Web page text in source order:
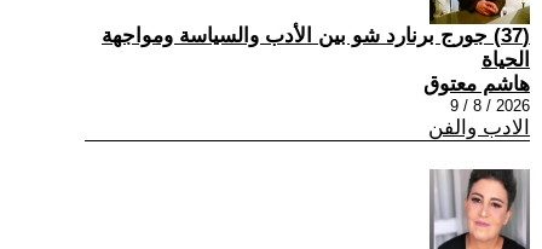
(37) جورج برنارد شو بين الأدب والسياسة ومواجهة
الحياة
هاشم معتوق
2026 / 8 / 9
الادب والفن